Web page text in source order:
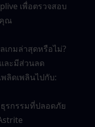
เพื่อตรวจสอบ
ณ
เกมล่าสุดหรือไม่?
ละมีส่วนลด
พลิดเพลินไปกับ:
รกรรมที่ปลอดภัย